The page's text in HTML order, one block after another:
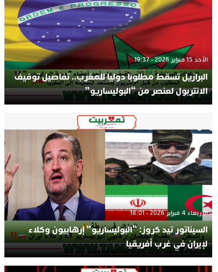
الأحد 15 فبراير 2026 - 19:37
البرازيل تسقط مطلوبا دوليا للمغرب.. تفاصيل توقيف
الانتربول لعنصر من “البوليساريو”
الأربعاء 4 فبراير 2026 - 18:01
السيناتور تيد كروز: “البوليساريو” إرهابيون وكلاء
لإيران في غرب أفريقيا